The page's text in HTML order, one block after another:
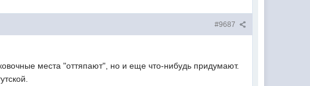
#9687
места "оттяпают", но и еще что-нибудь придумают.